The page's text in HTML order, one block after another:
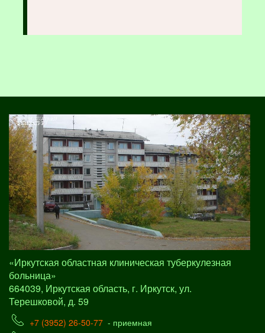
«Иркутская областная клиническая туберкулезная
больница»
664039, Иркутская область, г. Иркутск, ул.
Терешковой, д. 59
+7 (3952) 26-50-77 - приемная